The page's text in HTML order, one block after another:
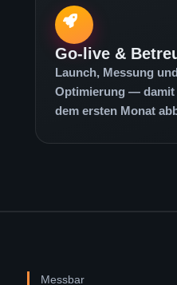
Go-live &
Launch, Messung
Optimierung — damit
dem ersten Monat
Messbar